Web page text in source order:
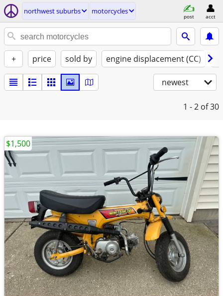
northwest suburbs motorcycles
post acct
+ price sold by engine displacement (CC)
newest
1 - 2 of 30
$1,500